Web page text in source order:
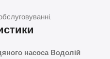
насоса Водолій